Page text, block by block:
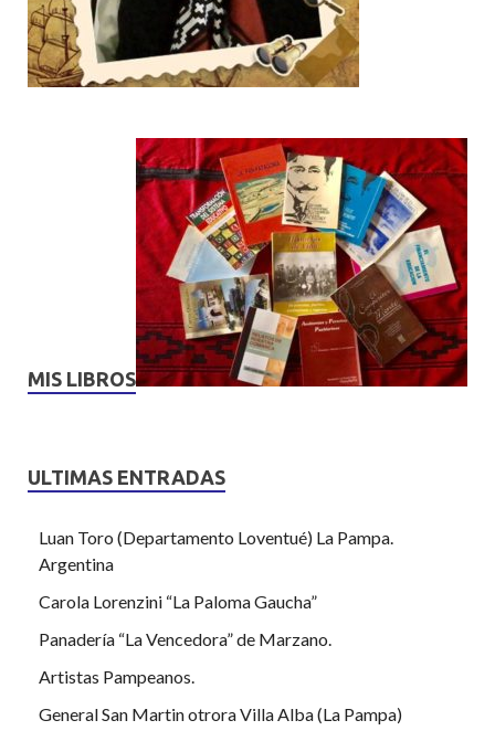
MIS LIBROS
ULTIMAS ENTRADAS
Luan Toro (Departamento Loventué) La Pampa.
Argentina
Carola Lorenzini “La Paloma Gaucha”
Panadería “La Vencedora” de Marzano.
Artistas Pampeanos.
General San Martin otrora Villa Alba (La Pampa)